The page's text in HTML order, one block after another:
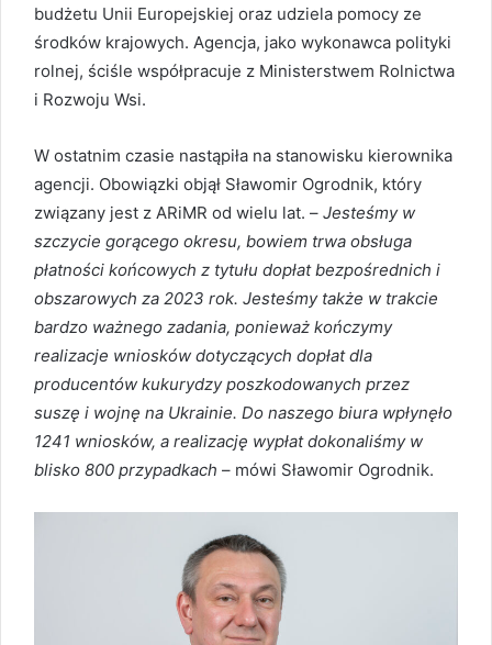
budżetu Unii Europejskiej oraz udziela pomocy ze
środków krajowych. Agencja, jako wykonawca polityki
rolnej, ściśle współpracuje z Ministerstwem Rolnictwa
i Rozwoju Wsi.
W ostatnim czasie nastąpiła na stanowisku kierownika
agencji. Obowiązki objął Sławomir Ogrodnik, który
związany jest z ARiMR od wielu lat. – Jesteśmy w
szczycie gorącego okresu, bowiem trwa obsługa
płatności końcowych z tytułu dopłat bezpośrednich i
obszarowych za 2023 rok. Jesteśmy także w trakcie
bardzo ważnego zadania, ponieważ kończymy
realizacje wniosków dotyczących dopłat dla
producentów kukurydzy poszkodowanych przez
suszę i wojnę na Ukrainie. Do naszego biura wpłynęło
1241 wniosków, a realizację wypłat dokonaliśmy w
blisko 800 przypadkach – mówi Sławomir Ogrodnik.